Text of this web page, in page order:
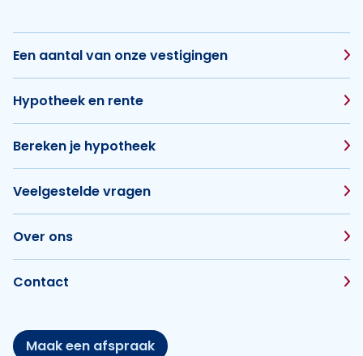
Een aantal van onze vestigingen
Hypotheek en rente
Bereken je hypotheek
Veelgestelde vragen
Over ons
Contact
Maak een afspraak